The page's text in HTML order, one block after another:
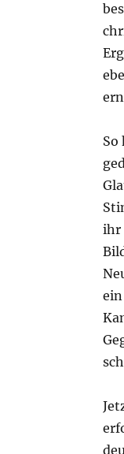
So
ihr